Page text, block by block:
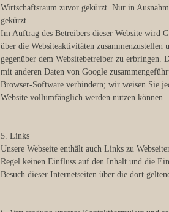
Wirtschaftsraum zuvor gekürzt. Nur in
gekürzt.
Im Auftrag des Betreibers dieser Website wird
über die Websiteaktivitäten
gegenüber dem Websitebetreiber zu
mit anderen Daten von Google
Browser-Software verhindern; wir weisen Sie
Website vollumfänglich werden nutzen können.
5. Links
Unsere Webseite enthält auch Links zu
Regel keinen Einfluss auf den Inhalt und die
Besuch dieser Internetseiten über die dort